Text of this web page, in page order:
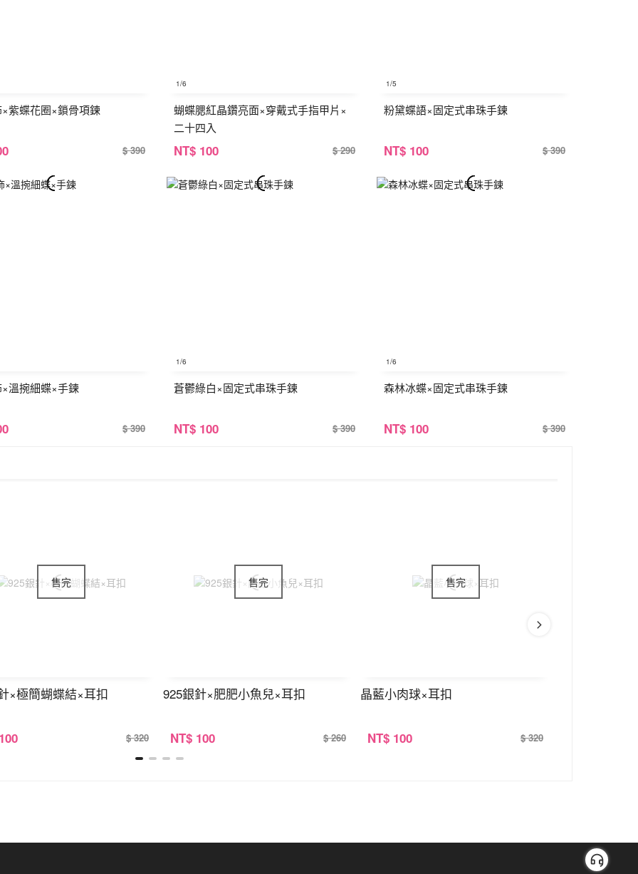
紫蝶花圈×鎖骨項鍊
$ 390
1/6
蝴蝶腮紅晶鑽亮面×穿戴式手指甲片×
二十四入
NT$ 100 $ 290
1/5
粉黛蝶語×固定式串珠手鍊
NT$ 100 $ 390
溫捥細蝶×手鍊
$ 390
1/6
蒼鬱綠白×固定式串珠手鍊
NT$ 100 $ 390
1/6
森林冰蝶×固定式串珠手鍊
NT$ 100 $ 390
×極簡蝴蝶結×耳扣
$ 320
925銀針×肥肥小魚兒×耳扣
NT$ 100 $ 260
晶藍小肉球×耳扣
NT$ 100 $ 320